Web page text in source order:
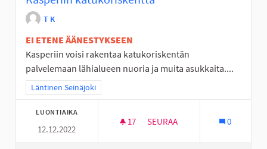
T K
EI ETENE ÄÄNESTYKSEEN
Kasperiin voisi rakentaa katukoriskentän
palvelemaan lähialueen nuoria ja muita asukkaita....
Rajaa tulokset teeman mukaan: Läntinen Seinäjoki
Läntinen Seinäjoki
LUONTIAIKA
12.12.2022
17 17 SEURAAJAA
SEURAA 0